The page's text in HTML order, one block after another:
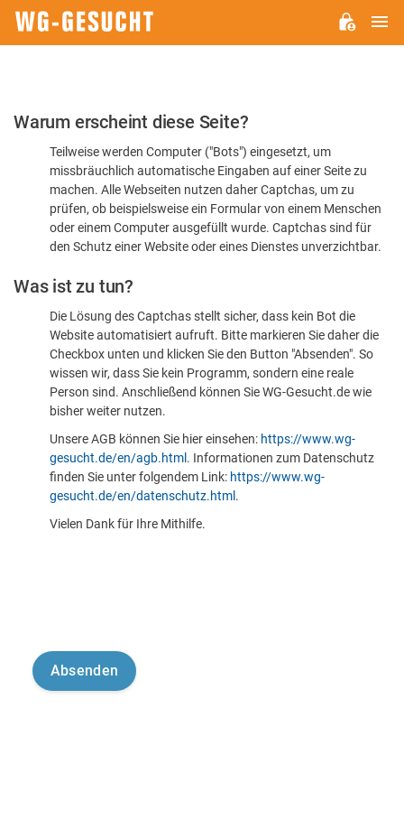
Bitte
dass
sind
Warum erscheint diese Seite?
Teilweise werden Computer ("Bots") eingesetzt, um
missbräuchlich automatische Eingaben auf einer Seite zu
machen. Alle Webseiten nutzen daher Captchas, um zu
prüfen, ob beispielsweise ein Formular von einem Menschen
oder einem Computer ausgefüllt wurde. Captchas sind für
den Schutz einer Website oder eines Dienstes unverzichtbar.
Was ist zu tun?
Die Lösung des Captchas stellt sicher, dass kein Bot die
Website automatisiert aufruft. Bitte markieren Sie daher die
Checkbox unten und klicken Sie den Button "Absenden". So
wissen wir, dass Sie kein Programm, sondern eine reale
Person sind. Anschließend können Sie WG-Gesucht.de wie
bisher weiter nutzen.
Unsere AGB können Sie hier einsehen: https://www.wg-
gesucht.de/en/agb.html . Informationen zum Datenschutz
finden Sie unter folgendem Link: https://www.wg-
gesucht.de/en/datenschutz.html .
Vielen Dank für Ihre Mithilfe.